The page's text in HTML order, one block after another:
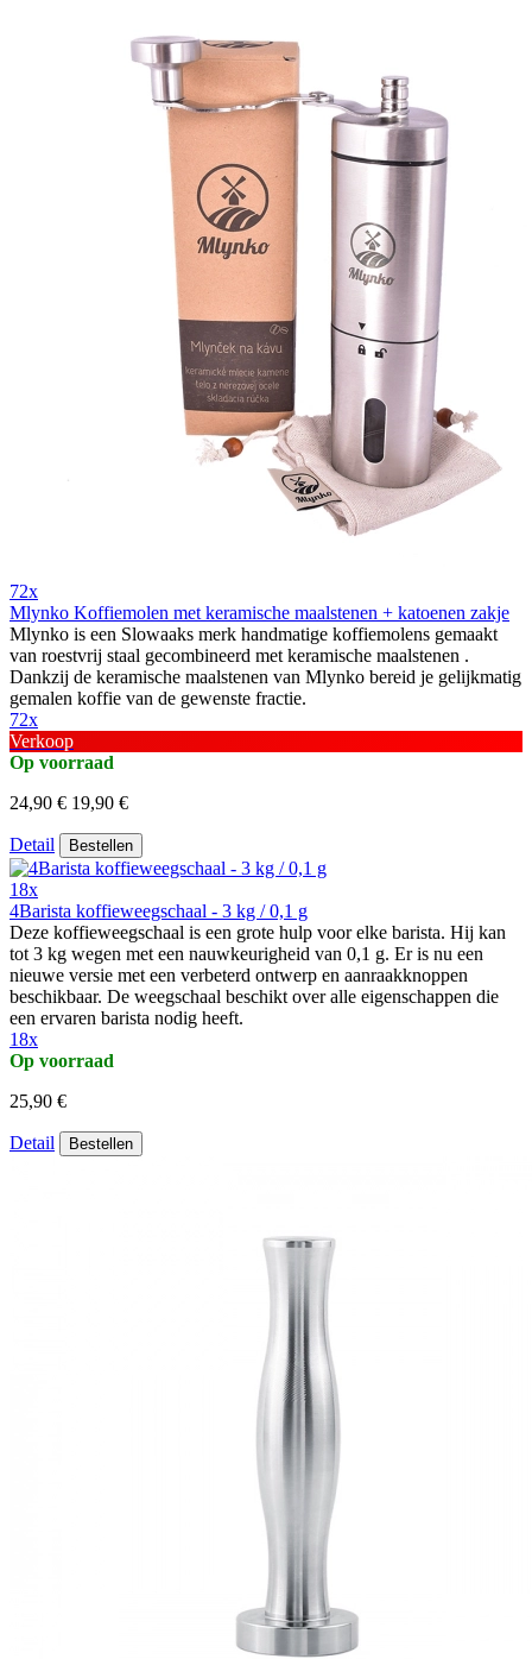
72x
Mlynko Koffiemolen met keramische maalstenen + katoenen zakje
Mlynko is een Slowaaks merk handmatige koffiemolens gemaakt
van roestvrij staal gecombineerd met keramische maalstenen .
Dankzij de keramische maalstenen van Mlynko bereid je gelijkmatig
gemalen koffie van de gewenste fractie.
72x
Verkoop
Op voorraad
24,90 € 19,90 €
Detail Bestellen
18x
4Barista koffieweegschaal - 3 kg / 0,1 g
Deze koffieweegschaal is een grote hulp voor elke barista. Hij kan
tot 3 kg wegen met een nauwkeurigheid van 0,1 g. Er is nu een
nieuwe versie met een verbeterd ontwerp en aanraakknoppen
beschikbaar. De weegschaal beschikt over alle eigenschappen die
een ervaren barista nodig heeft.
18x
Op voorraad
25,90 €
Detail Bestellen